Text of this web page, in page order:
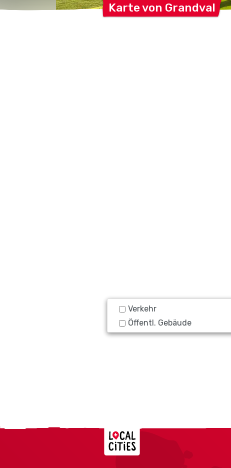
Karte von Grandval
Verkehr
Öffentl. Gebäude
Localcities